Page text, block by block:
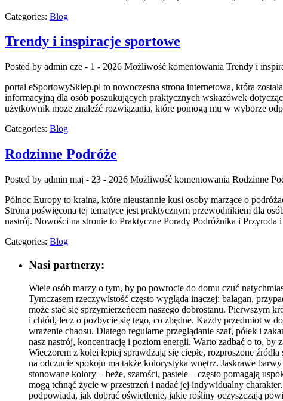
Categories: Blog
Trendy i inspiracje sportowe
Posted by admin cze - 1 - 2026 Możliwość komentowania Trendy i
portal eSportowySklep.pl to nowoczesna strona internetowa, która
informacyjną dla osób poszukujących praktycznych wskazówek
użytkownik może znaleźć rozwiązania, które pomogą mu w wyborze
Categories: Blog
Rodzinne Podróże
Posted by admin maj - 23 - 2026 Możliwość komentowania Rodzinne
Północ Europy to kraina, które nieustannie kusi osoby marzące o
Strona poświęcona tej tematyce jest praktycznym przewodnikiem dla
nastrój. Nowości na stronie to Praktyczne Porady Podróżnika i
Categories: Blog
Nasi partnerzy:
Wiele osób marzy o tym, by po powrocie do domu czuć
Tymczasem rzeczywistość często wygląda inaczej: bałagan,
może stać się sprzymierzeńcem naszego dobrostanu. Pierwszym
i chłód, lecz o pozbycie się tego, co zbędne. Każdy przedmiot w
wrażenie chaosu. Dlatego regularne przeglądanie szaf, półek i
nasz nastrój, koncentrację i poziom energii. Warto zadbać o to, by
Wieczorem z kolei lepiej sprawdzają się ciepłe, rozproszone
na odczucie spokoju ma także kolorystyka wnętrz. Jaskrawe
stonowane kolory – beże, szarości, pastele – często pomagają
mogą tchnąć życie w przestrzeń i nadać jej indywidualny
podpowiada, jak dobrać oświetlenie, jakie rośliny oczyszczają